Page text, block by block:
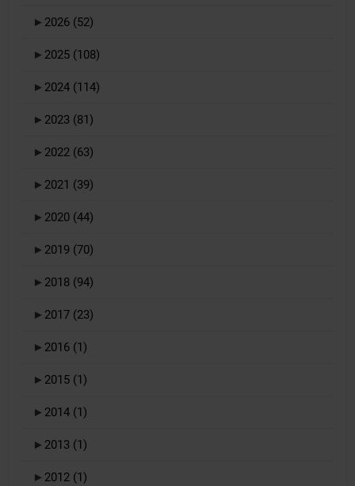
► 2026 (52)
► 2025 (108)
► 2024 (114)
► 2023 (81)
► 2022 (63)
► 2021 (39)
► 2020 (44)
► 2019 (70)
► 2018 (94)
► 2017 (23)
► 2016 (1)
► 2015 (1)
► 2014 (1)
► 2013 (1)
► 2012 (1)